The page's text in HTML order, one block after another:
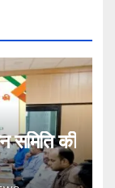
समिति की